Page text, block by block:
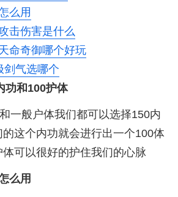
么用
击伤害是什么
命奇御哪个好玩
剑气选哪个
功和100护体
一般户体我们都可以选择150内
这个内功就会进行出一个100体
可以很好的护住我们的心脉
么用